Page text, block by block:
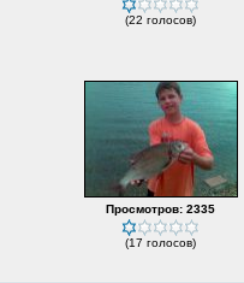
(22 голосов)
Просмотров: 2335
(17 голосов)